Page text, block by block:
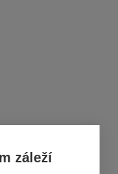
záleží